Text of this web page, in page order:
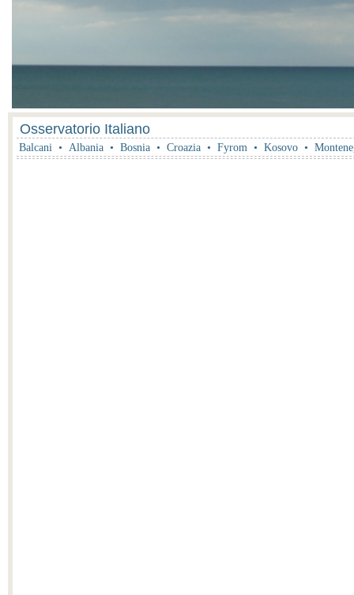
Osservatorio Italiano
Balcani • Albania • Bosnia • Croazia • Fyrom • Kosovo •